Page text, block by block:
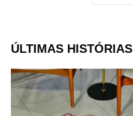
ÚLTIMAS HISTÓRIAS